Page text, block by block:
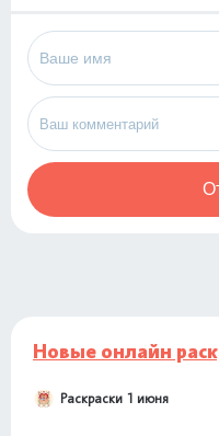
Новые онлайн
Раскраски 1 июня